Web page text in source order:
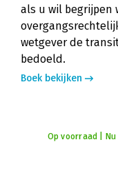
als u wil begrijpen
wetgever de
bedoeld.
Boek bekijken
Op voorraad |